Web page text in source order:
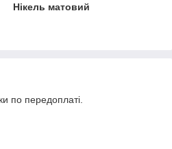
Нікель матовий
по передоплаті.